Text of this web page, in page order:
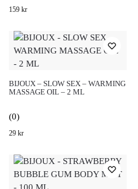
159 kr
BIJOUX – SLOW SEX – WARMING
MASSAGE OIL – 2 ML
(0)
29 kr